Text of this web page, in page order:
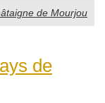
de Mourjou
de